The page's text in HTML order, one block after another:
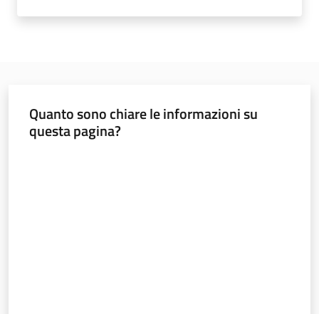
vigilanza
sicurezza
Quanto sono chiare le informazioni su
questa pagina?